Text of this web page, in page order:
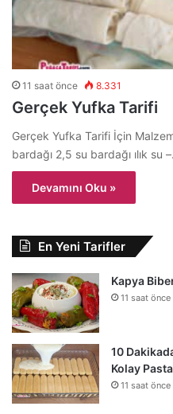
11 saat önce 8.331
Gerçek Yufka Tarifi
Gerçek Yufka Tarifi İçin
bardağı 2,5 su bardağı ılık su
Devamını Oku »
En Yeni Tarifler
Kapya
11 saat önce
10
Kolay
11 saat önce